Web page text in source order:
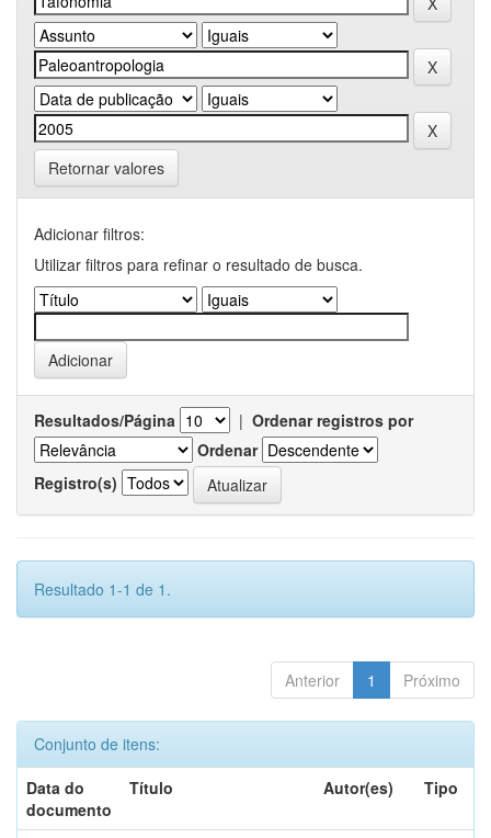
Retornar valores
Adicionar filtros:
Utilizar filtros para refinar o resultado de busca.
Resultados/Página | Ordenar registros por
Ordenar
Registro(s)
Resultado 1-1 de 1.
Anterior 1 Próximo
Conjunto de itens:
Data do
documento
Título Autor(es) Tipo